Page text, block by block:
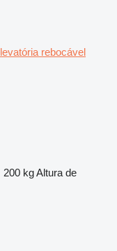
rebocável
200 kgAltura de